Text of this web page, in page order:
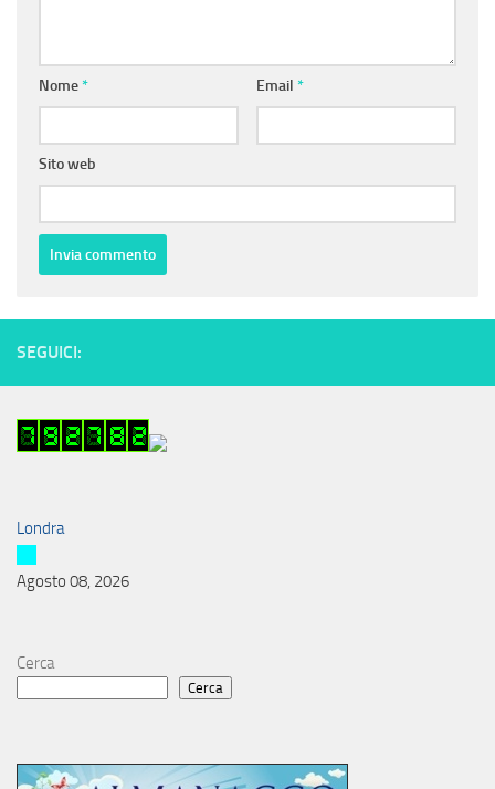
Nome* Email *
Sito web
SEGUICI:
Londra
Agosto 08, 2026
Cerca
Cerca